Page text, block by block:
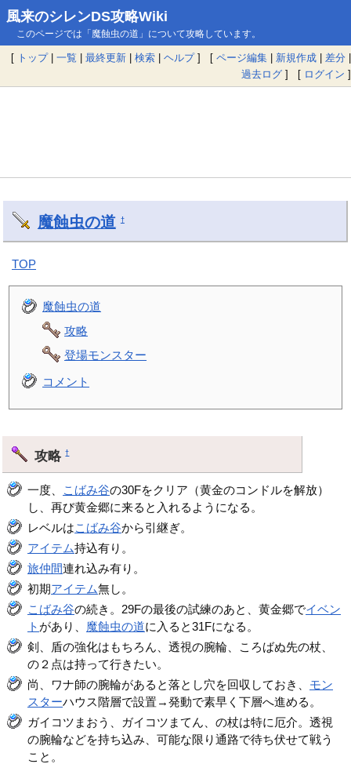
風来のシレンDS攻略Wiki
このページでは「魔蝕虫の道」について攻略しています。
[ トップ| 一覧 | 最終更新 | 検索 | ヘルプ] [ ページ編集 | 新規作成 | 差分 |
過去ログ ] [ ログイン ]
魔蝕虫の道 †
TOP
魔蝕虫の道
攻略
登場モンスター
コメント
攻略†
一度、 こばみ谷の30Fをクリア（黄金のコンドルを解放）
し、再び黄金郷に来ると入れるようになる。
レベルはこばみ谷から引継ぎ。
アイテム持込有り。
旅仲間連れ込み有り。
初期アイテム無し。
こばみ谷の続き。29Fの最後の試練のあと、黄金郷でイベン
ト があり、 魔蝕虫の道に入ると31Fになる。
剣、盾の強化はもちろん、透視の腕輪、ころばぬ先の杖、
の２点は持って行きたい。
尚、ワナ師の腕輪があると落とし穴を回収しておき、 モン
スターハウス階層で設置→発動で素早く下層へ進める。
ガイコツまおう、ガイコツまてん、の杖は特に厄介。透視
の腕輪などを持ち込み、可能な限り通路で待ち伏せて戦う
こと。